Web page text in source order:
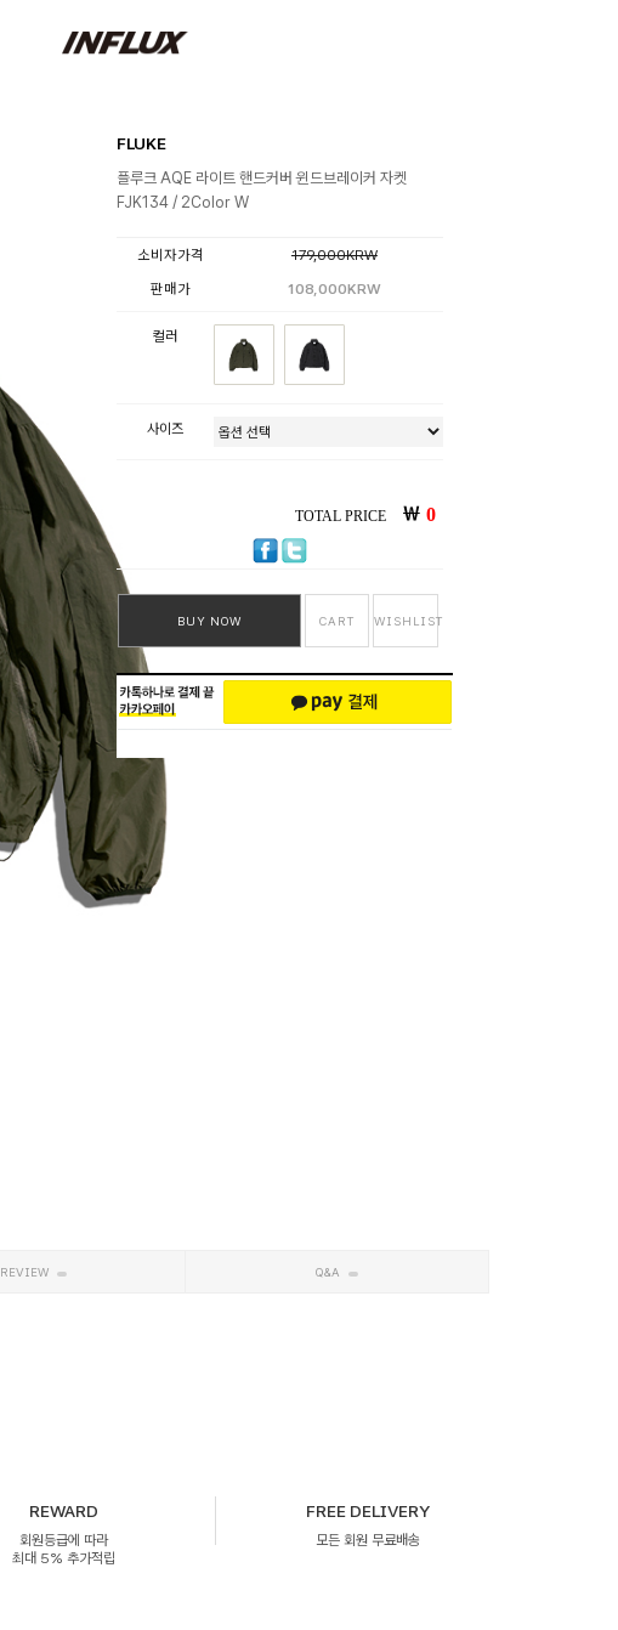
FLUKE
플루크 AQE 라이트 핸드커버 윈드브레이커 자켓
FJK134 / 2Color W
소비자가격
179,000KRW
판매가
108,000KRW
컬러
사이즈
TOTAL PRICE ￦ 0
BUY NOW CART WISHLIST
REVIEW Q&A
REWARD
회원등급에 따라
최대 5% 추가적립
FREE DELIVERY
모든 회원 무료배송